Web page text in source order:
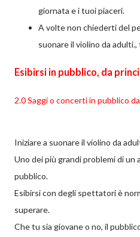
giornata e i tuoi piaceri.
A volte non chiederti del
suonare il violino da adulti.,
Esibirsi in pubblico, da
2.0 Saggi o concerti in pubblico
Iniziare a suonare il violino da
Uno dei più grandi problemi di
pubblico.
Esibirsi con degli spettatori è
superare.
Che tu sia giovane o no, il